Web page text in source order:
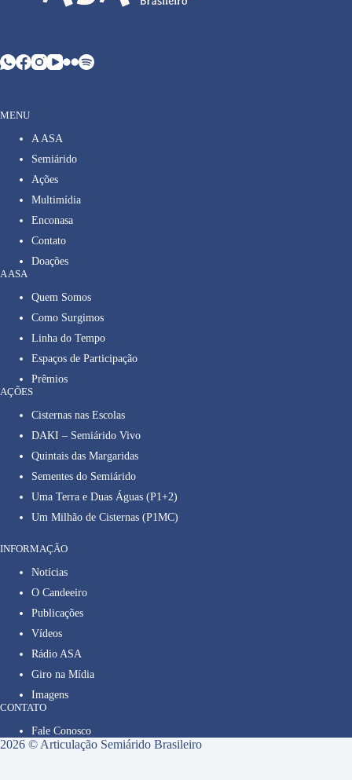
MENU
A ASA
Semiárido
Ações
Multimídia
Enconasa
Contato
Doações
A ASA
Quem Somos
Como Surgimos
Linha do Tempo
Espaços de Participação
Prêmios
AÇÕES
Cisternas nas Escolas
DAKI – Semiárido Vivo
Quintais das Margaridas
Sementes do Semiárido
Uma Terra e Duas Águas (P1+2)
Um Milhão de Cisternas (P1MC)
INFORMAÇÃO
Notícias
O Candeeiro
Publicações
Vídeos
Rádio ASA
Giro na Mídia
Imagens
CONTATO
Fale Conosco
2026 © Articulação Semiárido Brasileiro